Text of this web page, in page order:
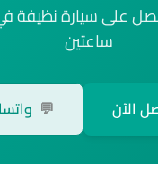
على سيارة
ساعتين
الآن 💬